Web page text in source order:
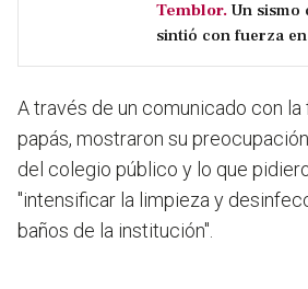
Temblor. Un sismo
sintió con fuerza
A través de un comunicado con la
papás, mostraron su
del colegio público y lo que
"intensificar la limpieza y
baños de la institución".